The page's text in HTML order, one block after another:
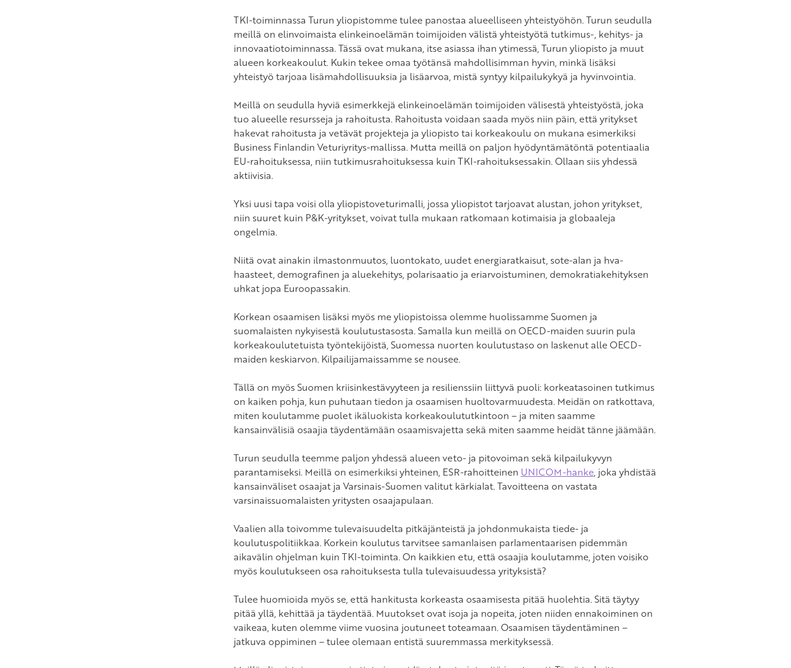
TKI-toiminnassa Turun yliopistomme tulee panostaa alueelliseen yhteistyöhön. Turun seudulla
meillä on elinvoimaista elinkeinoelämän toimijoiden välistä yhteistyötä tutkimus-, kehitys- ja
innovaatiotoiminnassa. Tässä ovat mukana, itse asiassa ihan ytimessä, Turun yliopisto ja muut
alueen korkeakoulut. Kukin tekee omaa työtänsä mahdollisimman hyvin, minkä lisäksi
yhteistyö tarjoaa lisämahdollisuuksia ja lisäarvoa, mistä syntyy kilpailukykyä ja hyvinvointia.
Meillä on seudulla hyviä esimerkkejä elinkeinoelämän toimijoiden välisestä yhteistyöstä, joka
tuo alueelle resursseja ja rahoitusta. Rahoitusta voidaan saada myös niin päin, että yritykset
hakevat rahoitusta ja vetävät projekteja ja yliopisto tai korkeakoulu on mukana esimerkiksi
Business Finlandin Veturiyritys-mallissa. Mutta meillä on paljon hyödyntämätöntä potentiaalia
EU-rahoituksessa, niin tutkimusrahoituksessa kuin TKI-rahoituksessakin. Ollaan siis yhdessä
aktiivisia.
Yksi uusi tapa voisi olla yliopistoveturimalli, jossa yliopistot tarjoavat alustan, johon yritykset,
niin suuret kuin P&K-yritykset, voivat tulla mukaan ratkomaan kotimaisia ja globaaleja
ongelmia.
Niitä ovat ainakin ilmastonmuutos, luontokato, uudet energiaratkaisut, sote-alan ja hva-
haasteet, demografinen ja aluekehitys, polarisaatio ja eriarvoistuminen, demokratiakehityksen
uhkat jopa Euroopassakin.
Korkean osaamisen lisäksi myös me yliopistoissa olemme huolissamme Suomen ja
suomalaisten nykyisestä koulutustasosta. Samalla kun meillä on OECD-maiden suurin pula
korkeakoulutetuista työntekijöistä, Suomessa nuorten koulutustaso on laskenut alle OECD-
maiden keskiarvon. Kilpailijamaissamme se nousee.
Tällä on myös Suomen kriisinkestävyyteen ja resilienssiin liittyvä puoli: korkeatasoinen tutkimus
on kaiken pohja, kun puhutaan tiedon ja osaamisen huoltovarmuudesta. Meidän on ratkottava,
miten koulutamme puolet ikäluokista korkeakoulututkintoon – ja miten saamme
kansainvälisiä osaajia täydentämään osaamisvajetta sekä miten saamme heidät tänne jäämään.
Turun seudulla teemme paljon yhdessä alueen veto- ja pitovoiman sekä kilpailukyvyn
parantamiseksi. Meillä on esimerkiksi yhteinen, ESR-rahoitteinen UNICOM-hanke, joka yhdistää
kansainväliset osaajat ja Varsinais-Suomen valitut kärkialat. Tavoitteena on vastata
varsinaissuomalaisten yritysten osaajapulaan.
Vaalien alla toivomme tulevaisuudelta pitkäjänteistä ja johdonmukaista tiede- ja
koulutuspolitiikkaa. Korkein koulutus tarvitsee samanlaisen parlamentaarisen pidemmän
aikavälin ohjelman kuin TKI-toiminta. On kaikkien etu, että osaajia koulutamme, joten voisiko
myös koulutukseen osa rahoituksesta tulla tulevaisuudessa yrityksistä?
Tulee huomioida myös se, että hankitusta korkeasta osaamisesta pitää huolehtia. Sitä täytyy
pitää yllä, kehittää ja täydentää. Muutokset ovat isoja ja nopeita, joten niiden ennakoiminen on
vaikeaa, kuten olemme viime vuosina joutuneet toteamaan. Osaamisen täydentäminen –
jatkuva oppiminen – tulee olemaan entistä suuremmassa merkityksessä.